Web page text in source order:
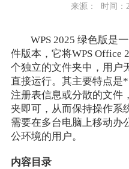
来源： 时间：
WPS 2025 绿色版是
件版本，它将WPS Office
个独立的文件夹中，用户
直接运行。其主要特点
注册表信息或分散的文件
夹即可，从而保持操作系
需要在多台电脑上移动办
公环境的用户。
内容目录